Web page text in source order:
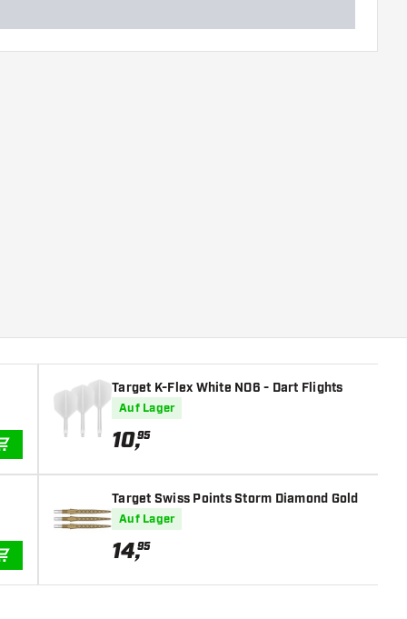
Target K-Flex White NO6 - Dart Flights
Auf Lager
10,95
Target Swiss Points Storm Diamond Gold
Auf Lager
14,95